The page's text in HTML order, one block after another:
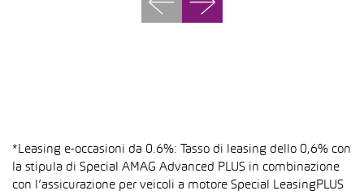
*Leasing e-occasioni da 0.6%: Tasso di leasing dello 0,6% con
la stipula di Special AMAG Advanced PLUS in combinazione
con l’assicurazione per veicoli a motore Special LeasingPLUS